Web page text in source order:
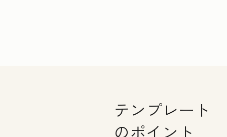
テンプレート
のポイント